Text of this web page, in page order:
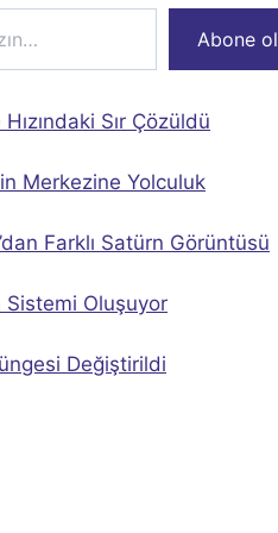
Abone ol
Sır Çözüldü
Merkezine Yolculuk
Farklı Satürn Görüntüsü
Sistemi Oluşuyor
Değiştirildi